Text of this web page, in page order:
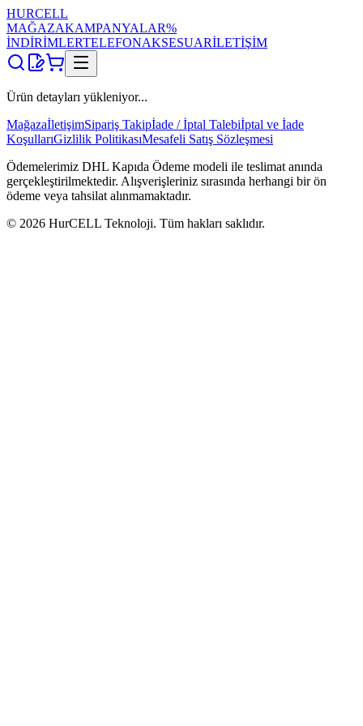
HURCELL
MAĞAZAKAMPANYALAR%
İNDİRİMLERTELEFONAKSESUARİLETİŞİM
Ürün detayları yükleniyor...
MağazaİletişimSipariş Takipİade / İptal Talebiİptal ve İade
KoşullarıGizlilik PolitikasıMesafeli Satış Sözleşmesi
Ödemelerimiz DHL Kapıda Ödeme modeli ile teslimat anında
gerçekleştirilmektedir. Alışverişleriniz sırasında herhangi bir ön
ödeme veya tahsilat alınmamaktadır.
© 2026 HurCELL Teknoloji. Tüm hakları saklıdır.